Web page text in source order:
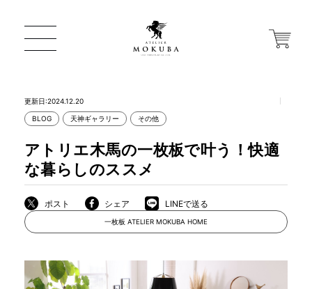
店舗から探す
一枚板 ATELIER MOKUBA HOME
MOKUBA について
更新日:2024.12.20
BLOG 天神ギャラリー その他
アトリエ木馬の一枚板で叶う！快適
な暮らしのススメ
ポスト シェア LINEで送る
一枚板 ATELIER MOKUBA HOME